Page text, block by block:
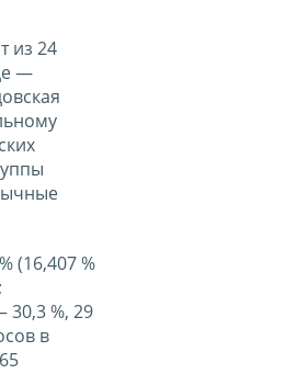
из 24
—
(16,407 %
30,3 %, 29
в